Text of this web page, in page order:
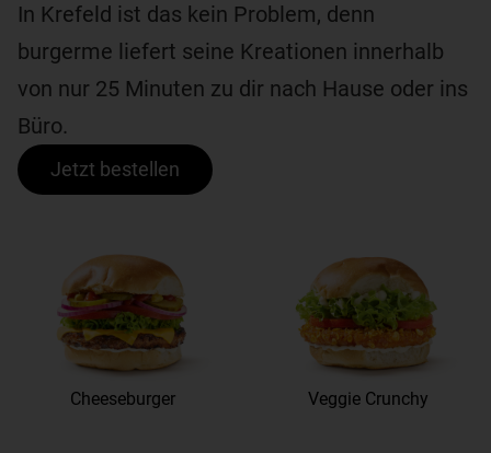
In Krefeld ist das kein Problem, denn
burgerme liefert seine Kreationen innerhalb
von nur 25 Minuten zu dir nach Hause oder ins
Büro.
Jetzt bestellen
Cheeseburger Veggie Crunchy